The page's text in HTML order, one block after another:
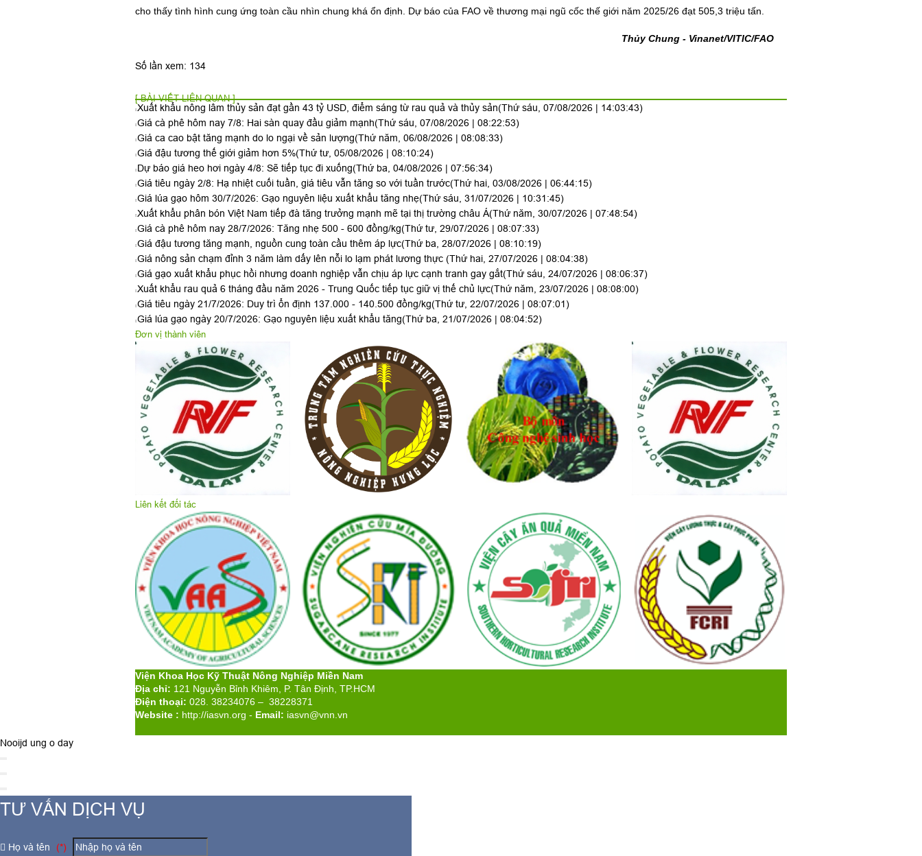
cho thấy tình hình cung ứng toàn cầu nhìn chung khá ổn định. Dự báo của FAO về thương mại ngũ cốc thế giới năm 2025/26 đạt 505,3 triệu tấn.
Thủy Chung - Vinanet/VITIC/FAO
Số lần xem: 134
[ BÀI VIẾT LIÊN QUAN ]
Xuất khẩu nông lâm thủy sản đạt gần 43 tỷ USD, điểm sáng từ rau quả và thủy sản(Thứ sáu, 07/08/2026 | 14:03:43)
Giá cà phê hôm nay 7/8: Hai sàn quay đầu giảm mạnh(Thứ sáu, 07/08/2026 | 08:22:53)
Giá ca cao bật tăng mạnh do lo ngại về sản lượng(Thứ năm, 06/08/2026 | 08:08:33)
Giá đậu tương thế giới giảm hơn 5%(Thứ tư, 05/08/2026 | 08:10:24)
Dự báo giá heo hơi ngày 4/8: Sẽ tiếp tục đi xuống(Thứ ba, 04/08/2026 | 07:56:34)
Giá tiêu ngày 2/8: Hạ nhiệt cuối tuần, giá tiêu vẫn tăng so với tuần trước(Thứ hai, 03/08/2026 | 06:44:15)
Giá lúa gạo hôm 30/7/2026: Gạo nguyên liệu xuất khẩu tăng nhẹ(Thứ sáu, 31/07/2026 | 10:31:45)
Xuất khẩu phân bón Việt Nam tiếp đà tăng trưởng mạnh mẽ tại thị trường châu Á(Thứ năm, 30/07/2026 | 07:48:54)
Giá cà phê hôm nay 28/7/2026: Tăng nhẹ 500 - 600 đồng/kg(Thứ tư, 29/07/2026 | 08:07:33)
Giá đậu tương tăng mạnh, nguồn cung toàn cầu thêm áp lực(Thứ ba, 28/07/2026 | 08:10:19)
Giá nông sản chạm đỉnh 3 năm làm dấy lên nỗi lo lạm phát lương thực (Thứ hai, 27/07/2026 | 08:04:38)
Giá gạo xuất khẩu phục hồi nhưng doanh nghiệp vẫn chịu áp lực cạnh tranh gay gắt(Thứ sáu, 24/07/2026 | 08:06:37)
Xuất khẩu rau quả 6 tháng đầu năm 2026 - Trung Quốc tiếp tục giữ vị thế chủ lực(Thứ năm, 23/07/2026 | 08:08:00)
Giá tiêu ngày 21/7/2026: Duy trì ổn định 137.000 - 140.500 đồng/kg(Thứ tư, 22/07/2026 | 08:07:01)
Giá lúa gạo ngày 20/7/2026: Gạo nguyên liệu xuất khẩu tăng(Thứ ba, 21/07/2026 | 08:04:52)
Đơn vị thành viên
Liên kết đối tác
Viện Khoa Học Kỹ Thuật Nông Nghiệp Miền Nam
Địa chỉ: 121 Nguyễn Bỉnh Khiêm, P. Tân Định, TP.HCM
Điện thoại: 028. 38234076 – 38228371
Website : http://iasvn.org - Email: iasvn@vnn.vn
Nooijd ung o day
TƯ VẤN DỊCH VỤ
Họ và tên (*)